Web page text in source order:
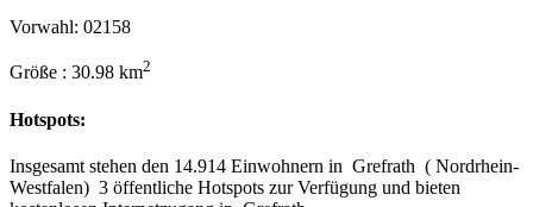
Vorwahl: 02158
Größe : 30.98 km2
Hotspots:
Insgesamt stehen den 14.914 Einwohnern in Grefrath ( Nordrhein-
Westfalen) 3 öffentliche Hotspots zur Verfügung und bieten